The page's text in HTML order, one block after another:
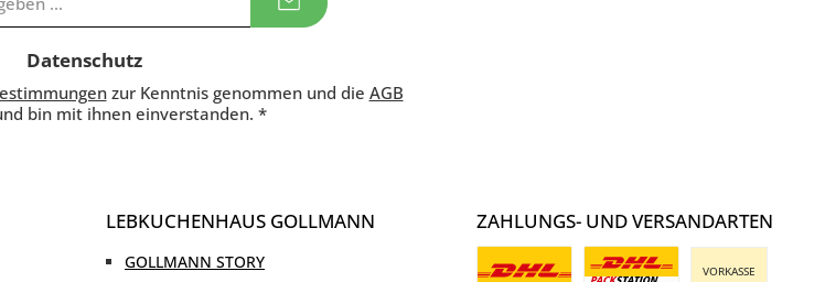
Datenschutz
zur Kenntnis genommen und die AGB
bin mit ihnen einverstanden. *
LEBKUCHENHAUS GOLLMANN
GOLLMANN STORY
ZAHLUNGS- UND VERSANDARTEN
VORKASSE